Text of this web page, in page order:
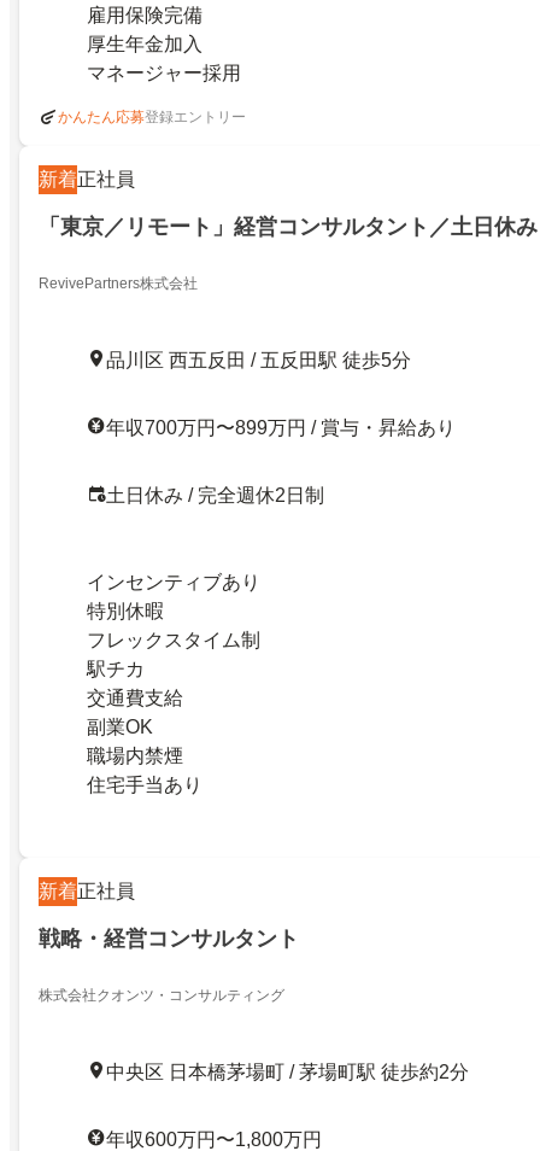
雇用保険完備
厚生年金加入
マネージャー採用
かんたん応募登録エントリー
新着正社員
「東京／リモート」経営コンサルタント／土日休み
RevivePartners株式会社
品川区 西五反田 / 五反田駅 徒歩5分
年収700万円〜899万円 / 賞与・昇給あり
土日休み / 完全週休2日制
インセンティブあり
特別休暇
フレックスタイム制
駅チカ
交通費支給
副業OK
職場内禁煙
住宅手当あり
新着正社員
戦略・経営コンサルタント
株式会社クオンツ・コンサルティング
中央区 日本橋茅場町 / 茅場町駅 徒歩約2分
年収600万円〜1,800万円